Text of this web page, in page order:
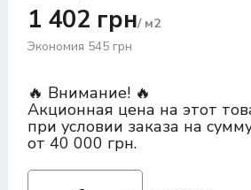
1 402 грн/ м2
Экономия 545 грн
🔥 Внимание! 🔥
Акционная цена на этот
при условии заказа на
от 40 000 грн.